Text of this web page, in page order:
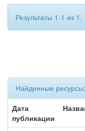
Результаты 1-1 из 1.
Найденные ресурсы:
Дата
публикации